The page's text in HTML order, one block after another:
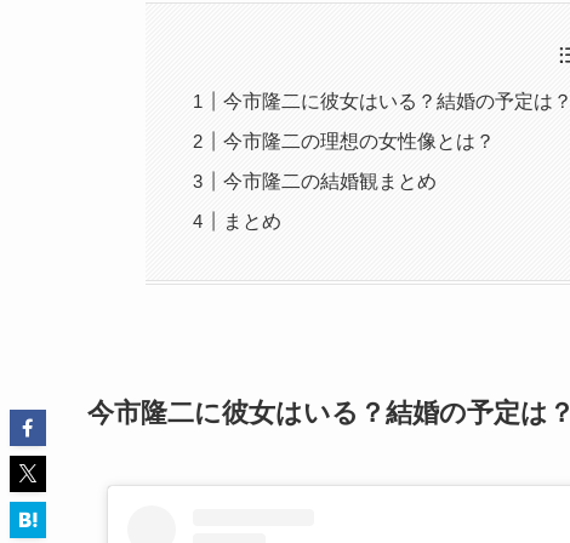
今市隆二に彼女はいる？結婚の予定は？
今市隆二の理想の女性像とは？
今市隆二の結婚観まとめ
まとめ
今市隆二に彼女はいる？結婚の予定は？